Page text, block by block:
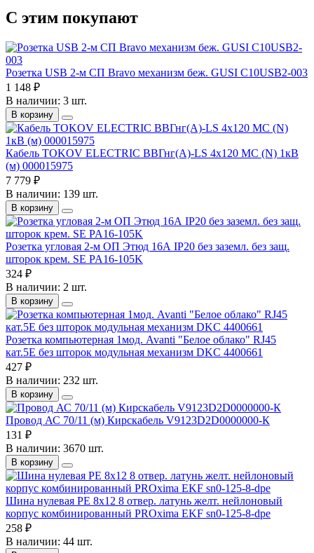
С этим покупают
Розетка USB 2-м СП Bravo механизм беж. GUSI С10USB2-003
1 148 ₽
В наличии: 3 шт.
В корзину
Кабель TOKOV ELECTRIC ВВГнг(А)-LS 4х120 МС (N) 1кВ
(м) 000015975
7 779 ₽
В наличии: 139 шт.
В корзину
Розетка угловая 2-м ОП Этюд 16А IP20 без заземл. без защ.
шторок крем. SE PA16-105K
324 ₽
В наличии: 2 шт.
В корзину
Розетка компьютерная 1мод. Avanti "Белое облако" RJ45
кат.5E без шторок модульная механизм DKC 4400661
427 ₽
В наличии: 232 шт.
В корзину
Провод АС 70/11 (м) Кирскабель V9123D2D0000000-К
131 ₽
В наличии: 3670 шт.
В корзину
Шина нулевая PE 8х12 8 отвер. латунь желт. нейлоновый
корпус комбинированный PROxima EKF sn0-125-8-dpe
258 ₽
В наличии: 44 шт.